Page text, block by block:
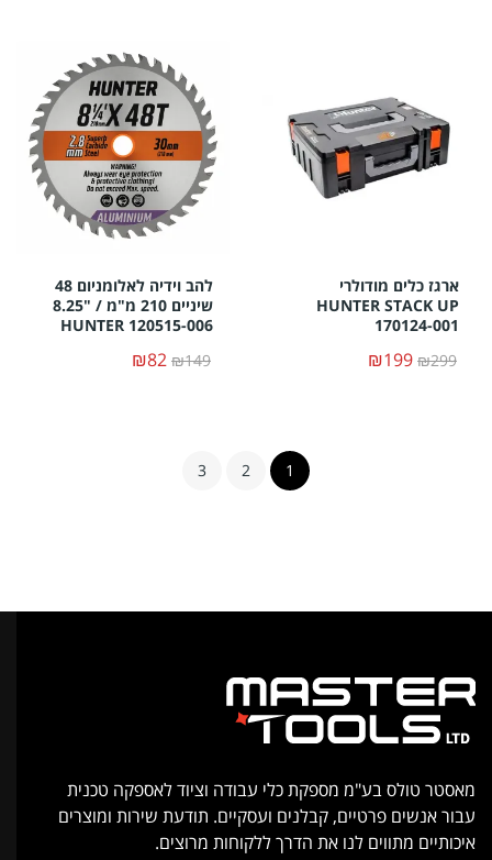
ארגז כלים מודולרי
HUNTER STACK UP
170124-001
₪299
₪199
להב וידיה לאלומניום 48
שיניים 210 מ"מ / "8.25
HUNTER 120515-006
₪149
₪82
1
2
3
מאסטר טולס בע"מ מספקת כלי עבודה וציוד לאספקה טכנית
עבור אנשים פרטיים, קבלנים ועסקיים. תודעת שירות ומוצרים
איכותיים מתווים לנו את הדרך ללקוחות מרוצים.